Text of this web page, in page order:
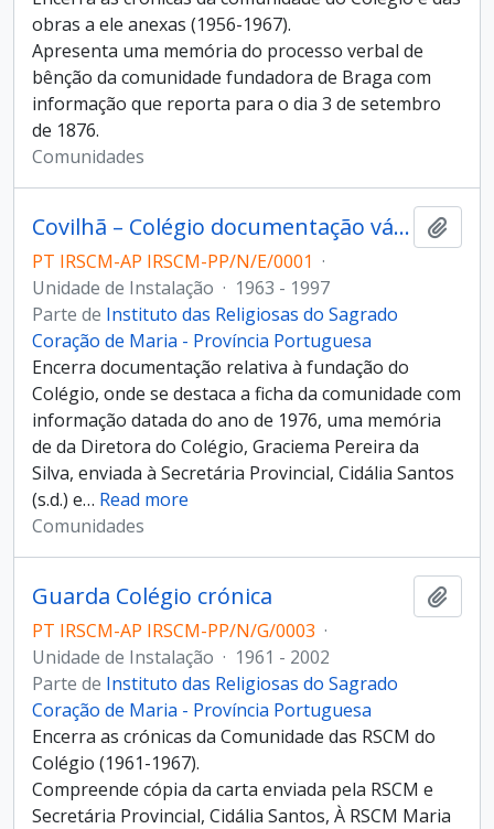
obras a ele anexas (1956-1967).
Apresenta uma memória do processo verbal de
bênção da comunidade fundadora de Braga com
informação que reporta para o dia 3 de setembro
de 1876.
Comunidades
Covilhã – Colégio documentação vária
PT IRSCM-AP IRSCM-PP/N/E/0001 ·
Unidade de Instalação · 1963 - 1997
Parte de Instituto das Religiosas do Sagrado
Coração de Maria - Província Portuguesa
Encerra documentação relativa à fundação do
Colégio, onde se destaca a ficha da comunidade com
informação datada do ano de 1976, uma memória
de da Diretora do Colégio, Graciema Pereira da
Silva, enviada à Secretária Provincial, Cidália Santos
(s.d.) e… Read more
Comunidades
Guarda Colégio crónica
PT IRSCM-AP IRSCM-PP/N/G/0003 ·
Unidade de Instalação · 1961 - 2002
Parte de Instituto das Religiosas do Sagrado
Coração de Maria - Província Portuguesa
Encerra as crónicas da Comunidade das RSCM do
Colégio (1961-1967).
Compreende cópia da carta enviada pela RSCM e
Secretária Provincial, Cidália Santos, À RSCM Maria